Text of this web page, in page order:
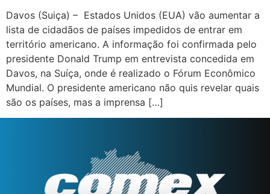
Davos (Suiça) – Estados Unidos (EUA) vão aumentar a
lista de cidadãos de países impedidos de entrar em
território americano. A informação foi confirmada pelo
presidente Donald Trump em entrevista concedida em
Davos, na Suíça, onde é realizado o Fórum Econômico
Mundial. O presidente americano não quis revelar quais
são os países, mas a imprensa […]